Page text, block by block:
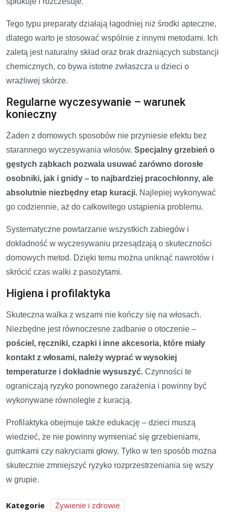
Tego typu preparaty działają łagodniej niż środki apteczne,
dlatego warto je stosować wspólnie z innymi metodami. Ich
zaletą jest naturalny skład oraz brak drażniących substancji
chemicznych, co bywa istotne zwłaszcza u dzieci o
wrażliwej skórze.
Regularne wyczesywanie – warunek
konieczny
Żaden z domowych sposobów nie przyniesie efektu bez
starannego wyczesywania włosów. Specjalny grzebień o
gęstych ząbkach pozwala usuwać zarówno dorosłe
osobniki, jak i gnidy – to najbardziej pracochłonny, ale
absolutnie niezbędny etap kuracji. Najlepiej wykonywać
go codziennie, aż do całkowitego ustąpienia problemu.
Systematyczne powtarzanie wszystkich zabiegów i
dokładność w wyczesywaniu przesądzają o skuteczności
domowych metod. Dzięki temu można uniknąć nawrotów i
skrócić czas walki z pasożytami.
Higiena i profilaktyka
Skuteczna walka z wszami nie kończy się na włosach.
Niezbędne jest równoczesne zadbanie o otoczenie –
pościel, ręczniki, czapki i inne akcesoria, które miały
kontakt z włosami, należy wyprać w wysokiej
temperaturze i dokładnie wysuszyć. Czynności te
ograniczają ryzyko ponownego zarażenia i powinny być
wykonywane równolegle z kuracją.
Profilaktyka obejmuje także edukację – dzieci muszą
wiedzieć, że nie powinny wymieniać się grzebieniami,
gumkami czy nakryciami głowy. Tylko w ten sposób można
skutecznie zmniejszyć ryzyko rozprzestrzeniania się wszy
w grupie.
Kategorie Żywienie i zdrowie